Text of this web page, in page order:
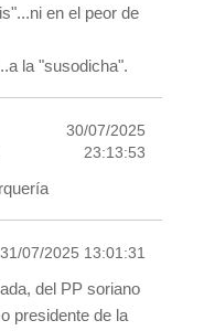
en el peor de
la "susodicha".
30/07/2025
23:13:53
31/07/2025 13:01:31
del PP soriano
presidente de la